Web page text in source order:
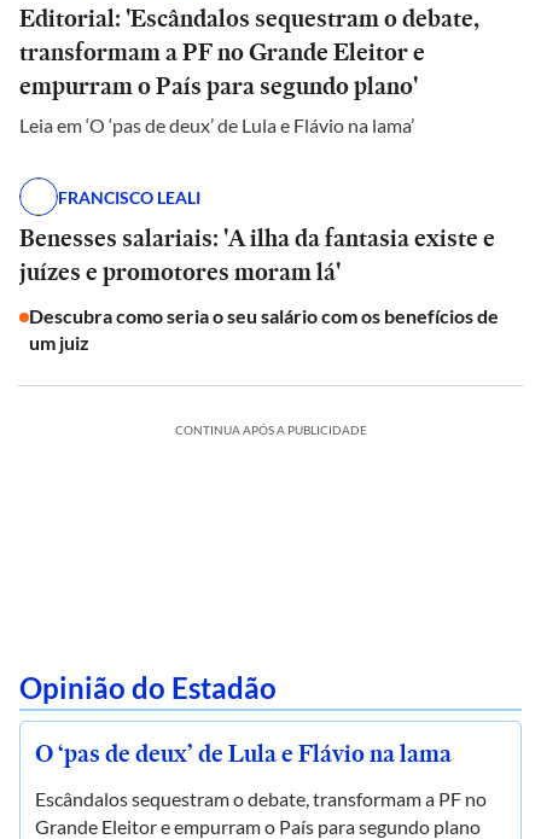
Editorial: 'Escândalos sequestram o debate,
transformam a PF no Grande Eleitor e
empurram o País para segundo plano'
Leia em ‘O ‘pas de deux’ de Lula e Flávio na lama’
FRANCISCO LEALI
Benesses salariais: 'A ilha da fantasia existe e
juízes e promotores moram lá'
Descubra como seria o seu salário com os benefícios de
um juiz
CONTINUA APÓS A PUBLICIDADE
Opinião do Estadão
O ‘pas de deux’ de Lula e Flávio na lama
Escândalos sequestram o debate, transformam a PF no
Grande Eleitor e empurram o País para segundo plano